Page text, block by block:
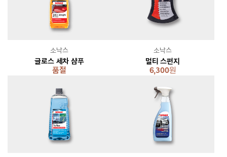
글로스 세차 샴푸
품절
소낙스
멀티 스펀지
6,300원
소낙스